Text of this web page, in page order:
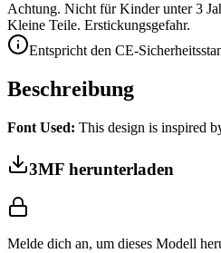
Achtung. Nicht für Kinder unter 3
Kleine Teile. Erstickungsgefahr.
Entspricht den CE-
Beschreibung
Font Used: This design is inspired
3MF herunterladen
Melde dich an, um dieses Modell